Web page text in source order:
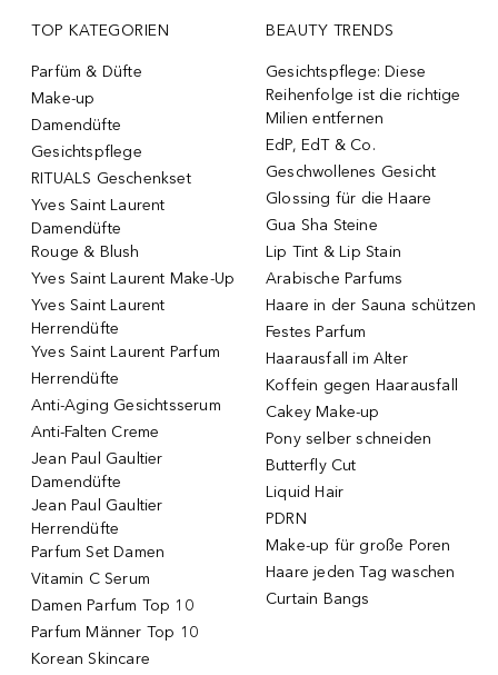
TOP KATEGORIEN
Parfüm & Düfte
Make-up
Damendüfte
Gesichtspflege
RITUALS Geschenkset
Yves Saint Laurent
Damendüfte
Rouge & Blush
Yves Saint Laurent Make-Up
Yves Saint Laurent
Herrendüfte
Yves Saint Laurent Parfum
Herrendüfte
Anti-Aging Gesichtsserum
Anti-Falten Creme
Jean Paul Gaultier
Damendüfte
Jean Paul Gaultier
Herrendüfte
Parfum Set Damen
Vitamin C Serum
Damen Parfum Top 10
Parfum Männer Top 10
Korean Skincare
BEAUTY TRENDS
Gesichtspflege: Diese
Reihenfolge ist die richtige
Milien entfernen
EdP, EdT & Co.
Geschwollenes Gesicht
Glossing für die Haare
Gua Sha Steine
Lip Tint & Lip Stain
Arabische Parfums
Haare in der Sauna schützen
Festes Parfum
Haarausfall im Alter
Koffein gegen Haarausfall
Cakey Make-up
Pony selber schneiden
Butterfly Cut
Liquid Hair
PDRN
Make-up für große Poren
Haare jeden Tag waschen
Curtain Bangs